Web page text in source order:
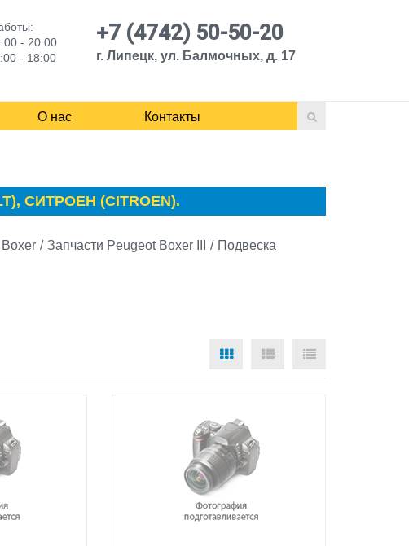
- 20:00
- 18:00
+7 (4742) 50-50-20
г. Липецк, ул. Балмочных, д. 17
О нас Контакты
(CITROEN).
/ Запчасти Peugeot Boxer III / Подвеска